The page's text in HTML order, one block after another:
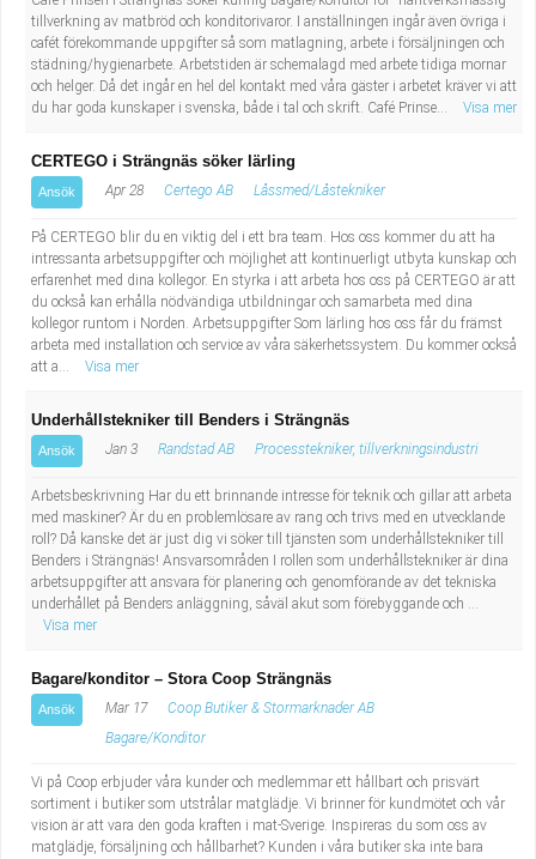
tillverkning av matbröd och konditorivaror. I anställningen ingår även övriga i
cafét förekommande uppgifter så som matlagning, arbete i försäljningen och
städning/hygienarbete. Arbetstiden är schemalagd med arbete tidiga mornar
och helger. Då det ingår en hel del kontakt med våra gäster i arbetet kräver vi att
du har goda kunskaper i svenska, både i tal och skrift. Café Prinse...
Visa mer
CERTEGO i Strängnäs söker lärling
Ansök Apr 28 Certego AB Låssmed/Låstekniker
På CERTEGO blir du en viktig del i ett bra team. Hos oss kommer du att ha
intressanta arbetsuppgifter och möjlighet att kontinuerligt utbyta kunskap och
erfarenhet med dina kollegor. En styrka i att arbeta hos oss på CERTEGO är att
du också kan erhålla nödvändiga utbildningar och samarbeta med dina
kollegor runtom i Norden. Arbetsuppgifter Som lärling hos oss får du främst
arbeta med installation och service av våra säkerhetssystem. Du kommer också
att a...
Visa mer
Underhållstekniker till Benders i Strängnäs
Ansök Jan 3 Randstad AB Processtekniker, tillverkningsindustri
Arbetsbeskrivning Har du ett brinnande intresse för teknik och gillar att arbeta
med maskiner? Är du en problemlösare av rang och trivs med en utvecklande
roll? Då kanske det är just dig vi söker till tjänsten som underhållstekniker till
Benders i Strängnäs! Ansvarsområden I rollen som underhållstekniker är dina
arbetsuppgifter att ansvara för planering och genomförande av det tekniska
underhållet på Benders anläggning, såväl akut som förebyggande och ...
Visa mer
Bagare/konditor – Stora Coop Strängnäs
Ansök Mar 17
Coop Butiker & Stormarknader AB
Bagare/Konditor
Vi på Coop erbjuder våra kunder och medlemmar ett hållbart och prisvärt
sortiment i butiker som utstrålar matglädje. Vi brinner för kundmötet och vår
vision är att vara den goda kraften i mat-Sverige. Inspireras du som oss av
matglädje, försäljning och hållbarhet? Kunden i våra butiker ska inte bara